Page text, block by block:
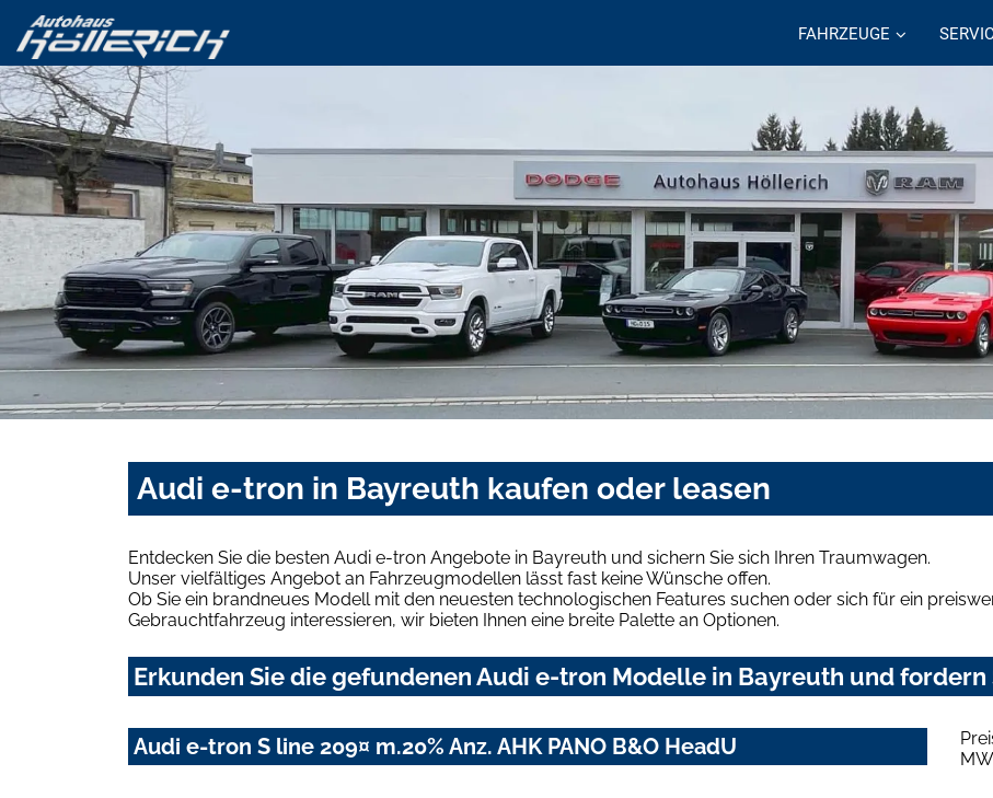
FAHRZEUGE
Audi e-tron in Bayreuth kaufen oder leasen
Entdecken Sie die besten Audi e-tron Angebote in Bayreuth und sichern Sie sich Ihren Traumwagen.
Unser vielfältiges Angebot an Fahrzeugmodellen lässt fast keine Wünsche offen.
Ob Sie ein brandneues Modell mit den neuesten technologischen Features suchen oder sich für ein
Gebrauchtfahrzeug interessieren, wir bieten Ihnen eine breite Palette an Optionen.
Erkunden Sie die gefundenen Audi e-tron Modelle in Bayreuth und fordern
Audi e-tron S line 209¤ m.20% Anz. AHK PANO B&O HeadU